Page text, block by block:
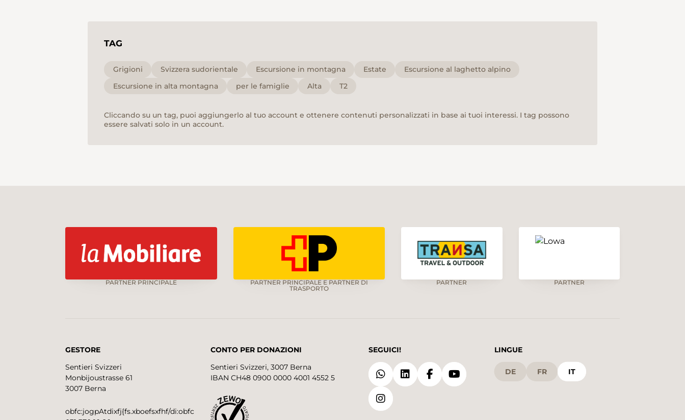
TAG
Grigioni Svizzera sudorientale Escursione in montagna Estate
Escursione al laghetto alpino
Escursione in alta montagna
per le famiglie Alta T2
Cliccando su un tag, puoi aggiungerlo al tuo account e ottenere contenuti personalizzati in base ai tuoi interessi. I tag possono
essere salvati solo in un account.
PARTNER PRINCIPALE
PARTNER PRINCIPALE E PARTNER DI
TRASPORTO
PARTNER PARTNER
GESTORE
Sentieri Svizzeri
Monbijoustrasse 61
3007 Berna
obfc:jogpAtdixfj{fs.xboefsxfhf/di:obfc
CONTO PER DONAZIONI
Sentieri Svizzeri, 3007 Berna
IBAN CH48 0900 0000 4001 4552 5
SEGUICI! LINGUE
DE FR IT